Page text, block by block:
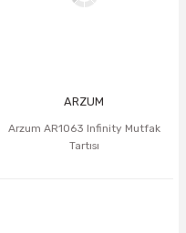
ARZUM
Arzum AR1063 Infinity Mutfak
Tartısı